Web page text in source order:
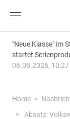
"Neue Klasse" im
startet
06.08.2026, 10:27
Home
Absatz: